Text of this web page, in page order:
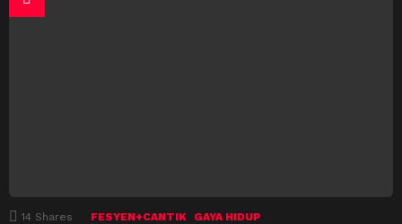
14 Shares FESYEN+CANTIK GAYA HIDUP